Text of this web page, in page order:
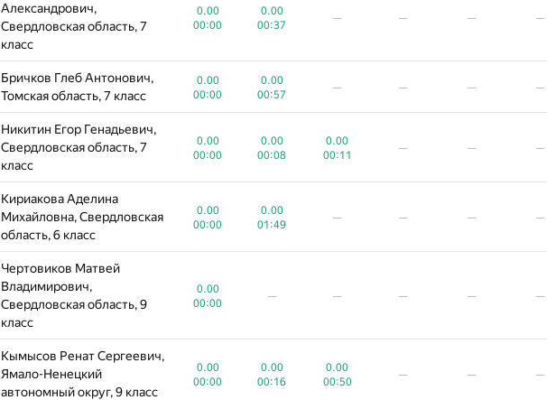
Александрович,
Свердловская область, 7
класс
0.00
00:00
0.00
00:37
— — — —
Бричков Глеб Антонович,
Томская область, 7 класс
0.00
00:00
0.00
00:57
— — — —
Никитин Егор Генадьевич,
Свердловская область, 7
класс
0.00
00:00
0.00
00:08
0.00
00:11
— — —
Кириакова Аделина
Михайловна, Свердловская
область, 6 класс
0.00
00:00
0.00
01:49
— — — —
Чертовиков Матвей
Владимирович,
Свердловская область, 9
класс
0.00
00:00
— — — — —
Кымысов Ренат Сергеевич,
Ямало-Ненецкий
автономный округ, 9 класс
0.00
00:00
0.00
00:16
0.00
00:50
— — —